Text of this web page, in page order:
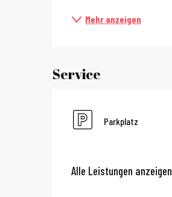
Mehr anzeigen
Service
Parkplatz
Alle Leistungen anzeigen